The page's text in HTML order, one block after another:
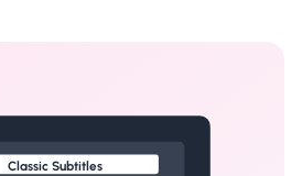
Classic Subtitles